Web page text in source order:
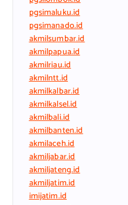
pgsimaluku.id
pgsimanado.id
akmilsumbar.id
akmilpapua.id
akmilriau.id
akmilntt.id
akmilkalbar.id
akmilkalsel.id
akmilbali.id
akmilbanten.id
akmilaceh.id
akmiljabar.id
akmiljateng.id
akmiljatim.id
imijatim.id